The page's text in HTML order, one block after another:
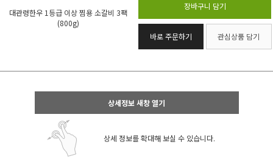
대관령한우 1등급 이상 찜용 소갈비 3팩
(800g)
장바구니 담기
바로 주문하기 관심상품 담기
상세정보 새창 열기
상세 정보를 확대해 보실 수 있습니다.